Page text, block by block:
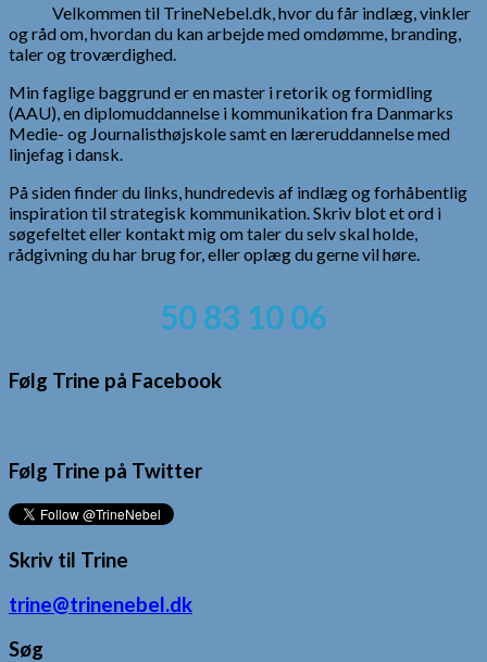
Velkommen til TrineNebel.dk, hvor du får indlæg, vinkler
og råd om, hvordan du kan arbejde med omdømme, branding,
taler og troværdighed.
Min faglige baggrund er en master i retorik og formidling
(AAU), en diplomuddannelse i kommunikation fra Danmarks
Medie- og Journalisthøjskole samt en læreruddannelse med
linjefag i dansk.
På siden finder du links, hundredevis af indlæg og forhåbentlig
inspiration til strategisk kommunikation. Skriv blot et ord i
søgefeltet eller kontakt mig om taler du selv skal holde,
rådgivning du har brug for, eller oplæg du gerne vil høre.
50 83 10 06
Følg Trine på Facebook
Følg Trine på Twitter
Skriv til Trine
trine@trinenebel.dk
Søg